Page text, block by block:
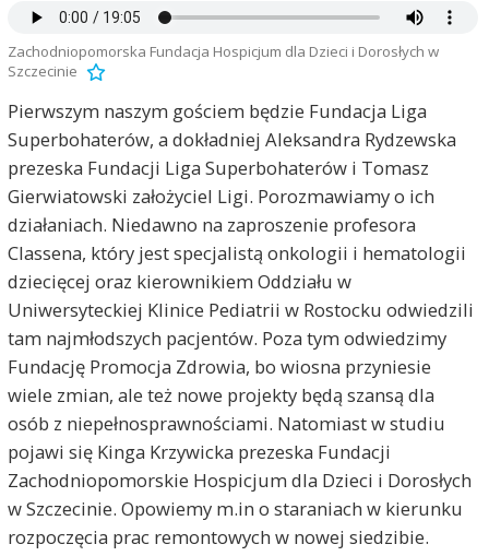
Zachodniopomorska Fundacja Hospicjum dla Dzieci i Dorosłych w
Szczecinie
Pierwszym naszym gościem będzie Fundacja Liga
Superbohaterów, a dokładniej Aleksandra Rydzewska
prezeska Fundacji Liga Superbohaterów i Tomasz
Gierwiatowski założyciel Ligi. Porozmawiamy o ich
działaniach. Niedawno na zaproszenie profesora
Classena, który jest specjalistą onkologii i hematologii
dziecięcej oraz kierownikiem Oddziału w
Uniwersyteckiej Klinice Pediatrii w Rostocku odwiedzili
tam najmłodszych pacjentów. Poza tym odwiedzimy
Fundację Promocja Zdrowia, bo wiosna przyniesie
wiele zmian, ale też nowe projekty będą szansą dla
osób z niepełnosprawnościami. Natomiast w studiu
pojawi się Kinga Krzywicka prezeska Fundacji
Zachodniopomorskie Hospicjum dla Dzieci i Dorosłych
w Szczecinie. Opowiemy m.in o staraniach w kierunku
rozpoczęcia prac remontowych w nowej siedzibie.